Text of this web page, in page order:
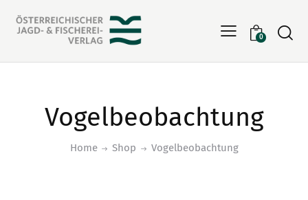
0
Vogelbeobachtung
Home Shop Vogelbeobachtung